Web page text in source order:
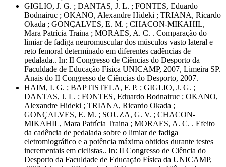
GIGLIO, J. G. ; DANTAS, J. L. ; FONTES, Eduardo
Bodnairuc ; OKANO, Alexandre Hideki ; TRIANA, Ricardo
Okada ; GONÇALVES, E. M. ; CHACON-MIKAHIL,
Mara Patrícia Traina ; MORAES, A. C. . Comparação do
limiar de fadiga neuromuscular dos músculos vasto lateral e
reto femoral determinado em diferentes cadências de
pedalada.. In: II Congresso de Ciências do Desporto da
Faculdade de Educação Física UNICAMP, 2007, Limeira SP.
Anais do II Congresso de Ciências do Desporto, 2007.
HAIM, I. G. ; BAPTISTELA, F. P. ; GIGLIO, J. G. ;
DANTAS, J. L. ; FONTES, Eduardo Bodnairuc ; OKANO,
Alexandre Hideki ; TRIANA, Ricardo Okada ;
GONÇALVES, E. M. ; SOUZA, G. V. ; CHACON-
MIKAHIL, Mara Patrícia Traina ; MORAES, A. C. . Efeito
da cadência de pedalada sobre o limiar de fadiga
eletromiográfico e a potência máxima obtidos durante testes
incrementais em ciclistas.. In: II Congresso de Ciência do
Desporto da Faculdade de Educação Física da UNICAMP,